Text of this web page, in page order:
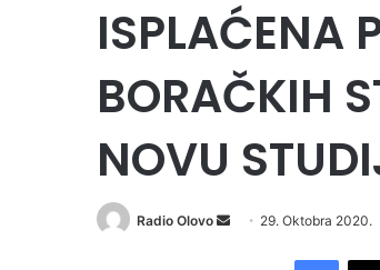
ISPLAĆENA
BORAČKIH
NOVU
Radio Olovo
Send 29. Oktobra 2020.